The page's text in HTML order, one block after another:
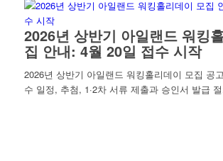
2026년 상반기 아일랜드 워킹
집 안내: 4월 20일 접수 시작
2026년 상반기 아일랜드 워킹홀리데이 모집 공
수 일정, 추첨, 1·2차 서류 제출과 승인서 발급